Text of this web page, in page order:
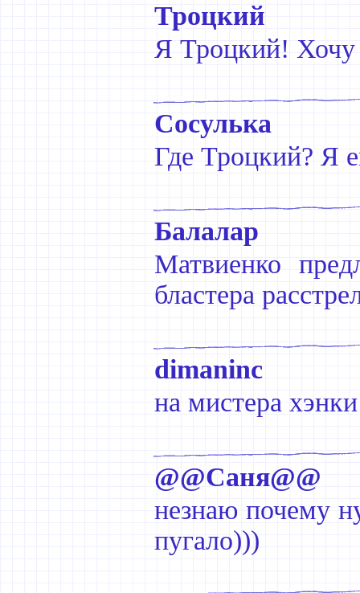
Троцкий
Я Троцкий! Хочу
Сосулька
Где Троцкий? Я
Балалар
Матвиенко
бластера
dimaninc
на мистера
@@Саня@@
незнаю почему
пугало)))